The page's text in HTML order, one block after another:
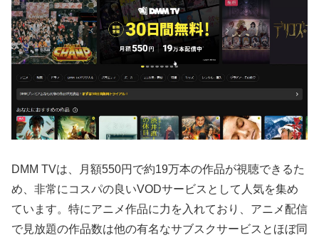
DMM TVは、月額550円で約19万本の作品が視聴できるた
め、非常にコスパの良いVODサービスとして人気を集め
ています。特にアニメ作品に力を入れており、アニメ配信
で見放題の作品数は他の有名なサブスクサービスとほぼ同